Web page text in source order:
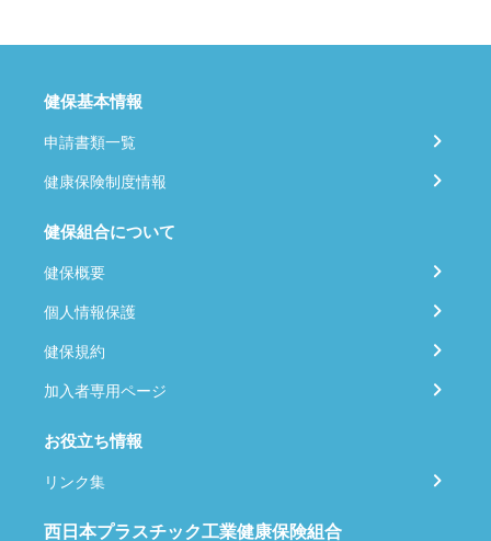
健保基本情報
申請書類一覧
健康保険制度情報
健保組合について
健保概要
個人情報保護
健保規約
加入者専用ページ
お役立ち情報
リンク集
西日本プラスチック工業健康保険組合